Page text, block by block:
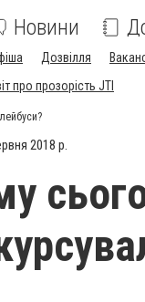
Новини
Дозвілля
про прозорість JTI
2018 р.